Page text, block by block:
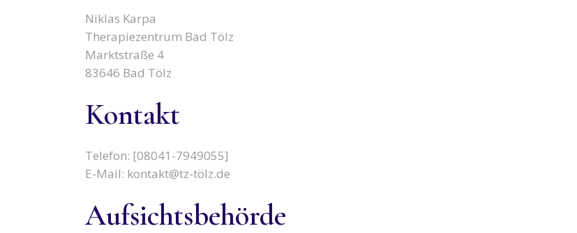
Niklas Karpa
Therapiezentrum Bad Tölz
Marktstraße 4
83646 Bad Tölz
Kontakt
Telefon: [08041-7949055]
E-Mail: kontakt@tz-tölz.de
Aufsichtsbehörde